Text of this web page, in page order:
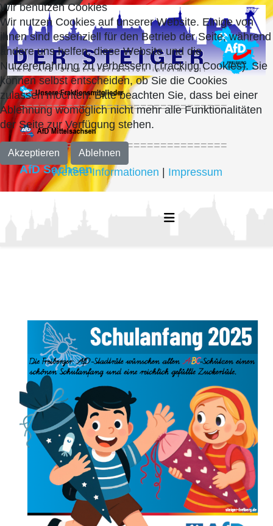
===============================
===============================
AfD Sachsen
Wir benutzen Cookies
Wir nutzen Cookies auf unserer Website. Einige von
ihnen sind essenziell für den Betrieb der Seite, während
andere uns helfen, diese Website und die
Nutzererfahrung zu verbessern (Tracking Cookies). Sie
können selbst entscheiden, ob Sie die Cookies
zulassen möchten. Bitte beachten Sie, dass bei einer
Ablehnung womöglich nicht mehr alle Funktionalitäten
der Seite zur Verfügung stehen.
Akzeptieren Ablehnen
Weitere Informationen Impressum